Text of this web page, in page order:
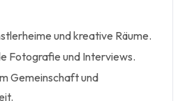
und kreative Räume.
Fotografie und Interviews.
Gemeinschaft und